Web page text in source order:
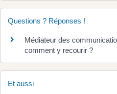
Questions ? Réponses !
Médiateur des
comment y recourir ?
Et aussi